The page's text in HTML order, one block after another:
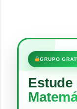
GRUPO
Estude